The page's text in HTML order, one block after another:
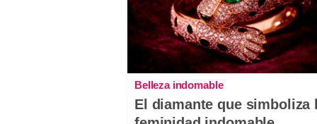
Belleza indomable
El diamante que simboliza